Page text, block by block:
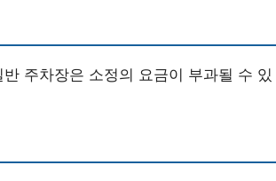
주차장은 소정의 요금이 부과될 수 있